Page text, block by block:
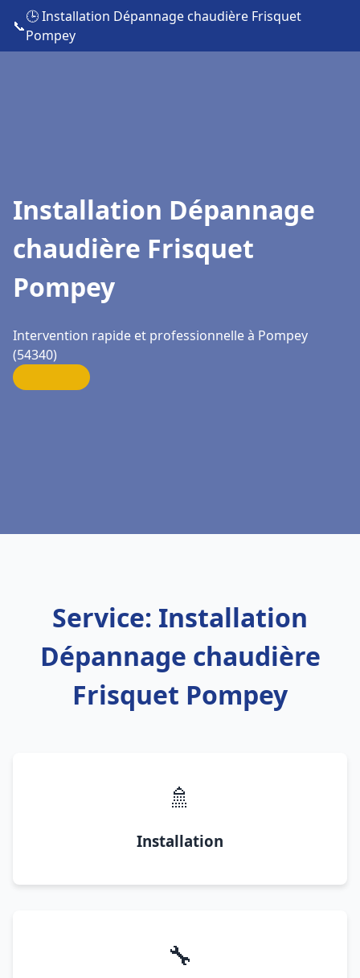
📞
🕒 Installation Dépannage chaudière Frisquet
Pompey
Installation Dépannage
chaudière Frisquet
Pompey
Intervention rapide et professionnelle à Pompey
(54340)
Service: Installation
Dépannage chaudière
Frisquet Pompey
🚿
Installation
🔧